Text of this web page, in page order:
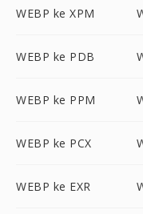
WEBP ke XPM
WEBP ke PDB
WEBP ke PPM
WEBP ke PCX
WEBP ke EXR